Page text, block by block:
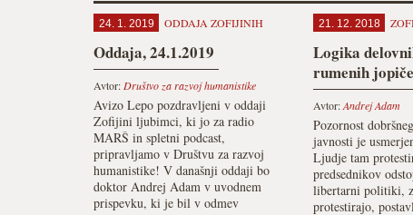
24. 1. 2019 ODDAJA ZOFIJINIH
Oddaja, 24.1.2019
Avtor: Društvo za razvoj humanistike
Avizo Lepo pozdravljeni v oddaji
Zofijini ljubimci, ki jo za radio
MARŠ in spletni podcast,
pripravljamo v Društvu za razvoj
humanistike! V današnji oddaji bo
doktor Andrej Adam v uvodnem
prispevku, ki je bil v odmev
21. 12. 2018
Logika
rumenih
Avtor:Andrej Adam
Pozornost
javnosti je
Ljudje tam
predsednikov
libertarni politiki,
protestirajo,